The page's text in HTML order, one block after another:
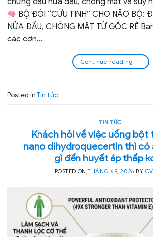
BỘ ĐÔI “CỨU TINH” CHO NÃO BỘ:
NỬA ĐẦU, CHÓNG MẶT TỪ GỐC RỄ
các cơn…
Continue reading →
Posted in Tin tức
TIN TỨC
Khách hỏi về việc uống bột
nano dihydroquecertin thì có
gì đến huyết áp thấp
POSTED ONTHÁNG 6 9, 2026 BY